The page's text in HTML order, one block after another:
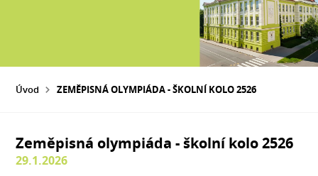
Úvod ZEMĚPISNÁ OLYMPIÁDA - ŠKOLNÍ KOLO 2526
Zeměpisná olympiáda - školní kolo 2526
29.1.2026